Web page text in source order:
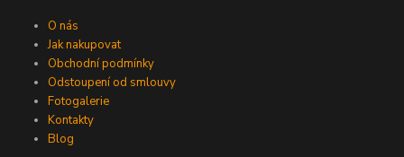
O nás
Jak nakupovat
Obchodní podmínky
Odstoupení od smlouvy
Fotogalerie
Kontakty
Blog